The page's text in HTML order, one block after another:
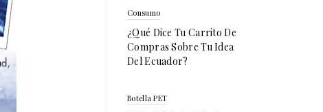
Consumo
¿Qué Dice Tu Carrito De
Compras Sobre Tu Idea
Del Ecuador?
Botella PET